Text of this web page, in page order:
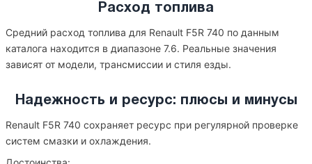
Расход топлива
Средний расход топлива для Renault F5R 740 по данным
каталога находится в диапазоне 7.6. Реальные значения
зависят от модели, трансмиссии и стиля езды.
Надежность и ресурс: плюсы и минусы
Renault F5R 740 сохраняет ресурс при регулярной проверке
систем смазки и охлаждения.